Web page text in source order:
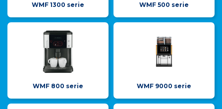
WMF 1300 serie WMF 500 serie
WMF 800 serie WMF 9000 serie